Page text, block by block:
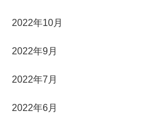
2022年10月
2022年9月
2022年7月
2022年6月